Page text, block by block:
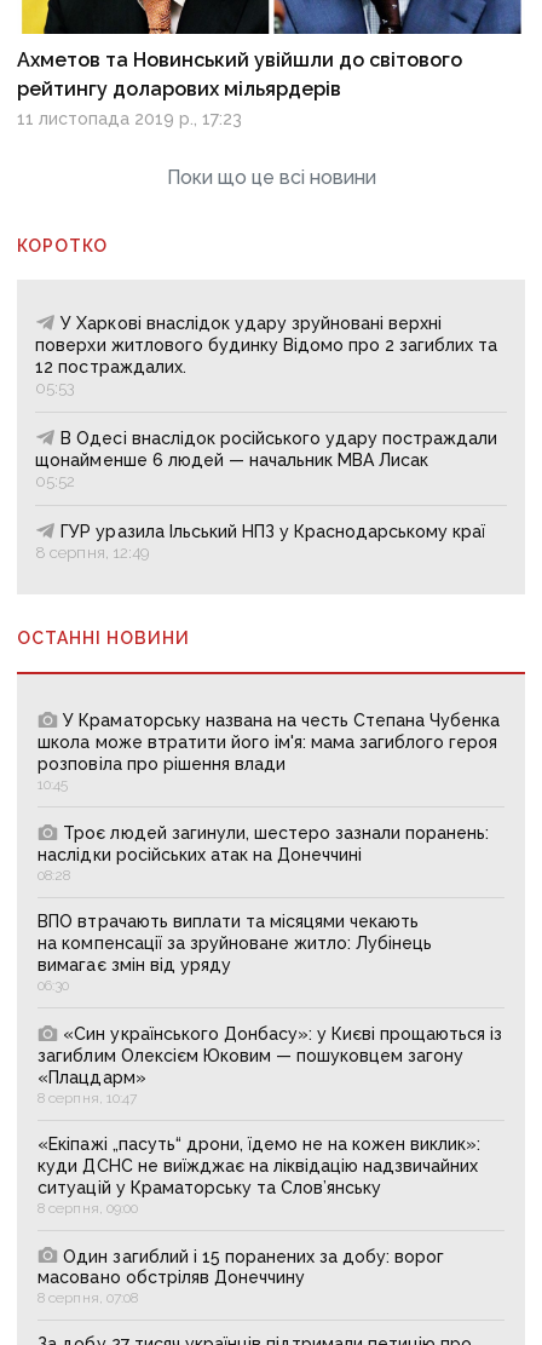
Ахметов та Новинський увійшли до світового
рейтингу доларових мільярдерів
11 листопада 2019 р., 17:23
Поки що це всі новини
КОРОТКО
У Харкові внаслідок удару зруйновані верхні
поверхи житлового будинку Відомо про 2 загиблих та
12 постраждалих.
05:53
В Одесі внаслідок російського удару постраждали
щонайменше 6 людей — начальник МВА Лисак
05:52
ГУР уразила Ільський НПЗ у Краснодарському краї
8 серпня, 12:49
ОСТАННІ НОВИНИ
У Краматорську названа на честь Степана Чубенка
школа може втратити його ім'я: мама загиблого героя
розповіла про рішення влади
10:45
Троє людей загинули, шестеро зазнали поранень:
наслідки російських атак на Донеччині
08:28
ВПО втрачають виплати та місяцями чекають
на компенсації за зруйноване житло: Лубінець
вимагає змін від уряду
06:30
«Син українського Донбасу»: у Києві прощаються із
загиблим Олексієм Юковим — пошуковцем загону
«Плацдарм»
8 серпня, 10:47
«Екіпажі „пасуть“ дрони, їдемо не на кожен виклик»:
куди ДСНС не виїжджає на ліквідацію надзвичайних
ситуацій у Краматорську та Слов’янську
8 серпня, 09:00
Один загиблий і 15 поранених за добу: ворог
масовано обстріляв Донеччину
8 серпня, 07:08